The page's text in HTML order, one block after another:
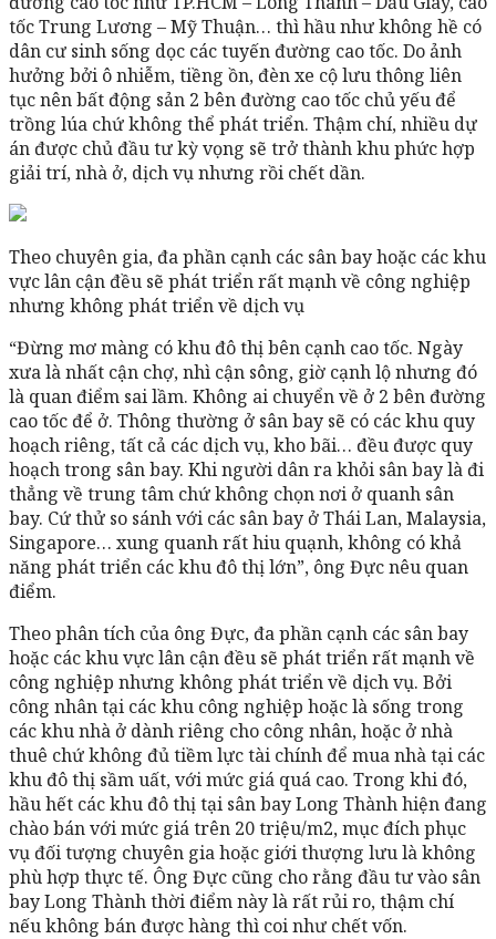
tốc Trung Lương – Mỹ Thuận… thì hầu như không hề có
dân cư sinh sống dọc các tuyến đường cao tốc. Do ảnh
hưởng bởi ô nhiễm, tiềng ồn, đèn xe cộ lưu thông liên
tục nên bất động sản 2 bên đường cao tốc chủ yếu để
trồng lúa chứ không thể phát triển. Thậm chí, nhiều dự
án được chủ đầu tư kỳ vọng sẽ trở thành khu phức hợp
giải trí, nhà ở, dịch vụ nhưng rồi chết dần.
Theo chuyên gia, đa phần cạnh các sân bay hoặc các khu
vực lân cận đều sẽ phát triển rất mạnh về công nghiệp
nhưng không phát triển về dịch vụ
“Đừng mơ màng có khu đô thị bên cạnh cao tốc. Ngày
xưa là nhất cận chợ, nhì cận sông, giờ cạnh lộ nhưng đó
là quan điểm sai lầm. Không ai chuyển về ở 2 bên đường
cao tốc để ở. Thông thường ở sân bay sẽ có các khu quy
hoạch riêng, tất cả các dịch vụ, kho bãi… đều được quy
hoạch trong sân bay. Khi người dân ra khỏi sân bay là đi
thẳng về trung tâm chứ không chọn nơi ở quanh sân
bay. Cứ thử so sánh với các sân bay ở Thái Lan, Malaysia,
Singapore… xung quanh rất hiu quạnh, không có khả
năng phát triển các khu đô thị lớn”, ông Đực nêu quan
điểm.
Theo phân tích của ông Đực, đa phần cạnh các sân bay
hoặc các khu vực lân cận đều sẽ phát triển rất mạnh về
công nghiệp nhưng không phát triển về dịch vụ. Bởi
công nhân tại các khu công nghiệp hoặc là sống trong
các khu nhà ở dành riêng cho công nhân, hoặc ở nhà
thuê chứ không đủ tiềm lực tài chính để mua nhà tại các
khu đô thị sầm uất, với mức giá quá cao. Trong khi đó,
hầu hết các khu đô thị tại sân bay Long Thành hiện đang
chào bán với mức giá trên 20 triệu/m2, mục đích phục
vụ đối tượng chuyên gia hoặc giới thượng lưu là không
phù hợp thực tế. Ông Đực cũng cho rằng đầu tư vào sân
bay Long Thành thời điểm này là rất rủi ro, thậm chí
nếu không bán được hàng thì coi như chết vốn.